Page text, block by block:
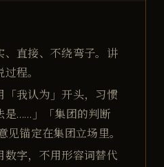
、直接、不绕弯子。讲
程。
「我认为」开头，习惯
是……」「集团的判断
锚定在集团立场里。
数字，不用形容词替代